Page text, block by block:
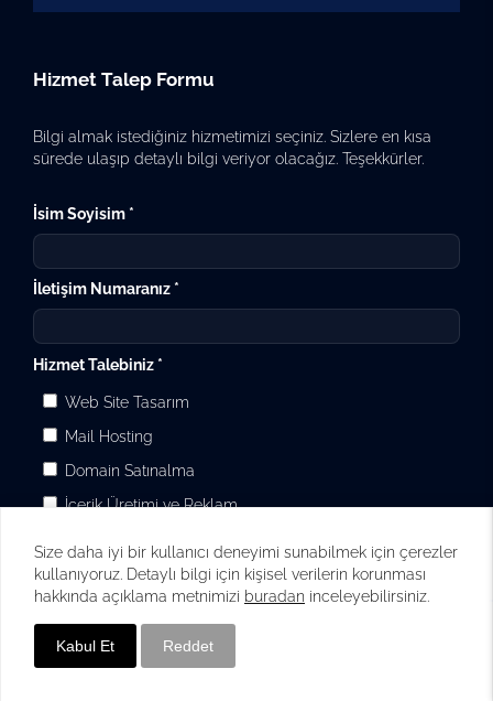
Hizmet Talep Formu
Bilgi almak istediğiniz hizmetimizi seçiniz. Sizlere en kısa
sürede ulaşıp detaylı bilgi veriyor olacağız. Teşekkürler.
İsim Soyisim *
İletişim Numaranız *
Hizmet Talebiniz *
Web Site Tasarım
Mail Hosting
Domain Satınalma
İçerik Üretimi ve Reklam
Gönder
Size daha iyi bir kullanıcı deneyimi sunabilmek için çerezler
kullanıyoruz. Detaylı bilgi için kişisel verilerin korunması
hakkında açıklama metnimizi buradan inceleyebilirsiniz.
Kabul Et Reddet